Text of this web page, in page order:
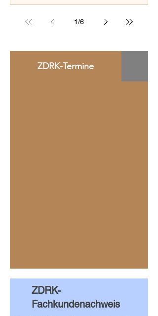
55. offene Landesverbandsschau des
Kaninchenschau zu den wichtigsten
Züchterinnen und Züchter au
1/6
ZDRK-Termine
ZDRK-
Fachkundenachweis